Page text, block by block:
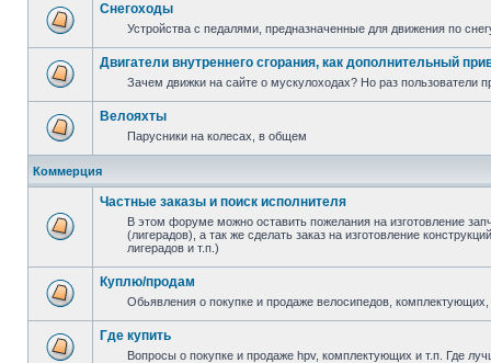
Снегоходы
Устройства с педалями, предназначенные для движения по
Двигатели внутреннего сгорания, как дополнительный
Зачем движки на сайте о мускулоходах? Но раз пользователи
Велояхты
Парусники на колесах, в общем
Коммерция
Частные заказы и поиск исполнителя
В этом форуме можно оставить пожелания на изготовление
(лигерадов), а так же сделать заказ на изготовление
лигерадов и т.п.)
Куплю/продам
Обьявления о покупке и продаже велосипедов,
Где купить
Вопросы о покупке и продаже hpv, комплектующих и т.п. Где